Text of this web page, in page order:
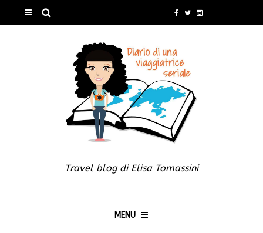
Travel blog di Elisa Tomassini
MENU